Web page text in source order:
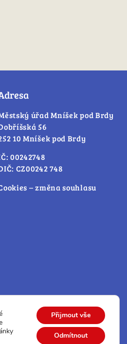
úřad Mníšek pod Brdy
56
10 Mníšek pod Brdy
00242748
CZ00242 748
– změna souhlasu
Přijmout vše
Odmítnout